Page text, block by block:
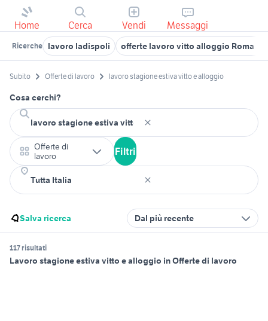
Home Cerca Vendi Messaggi
Ricerche lavoro ladispoli offerte lavoro vitto alloggio Roma
Subito Offerte di lavoro lavoro stagione estiva vitto e alloggio
Cosa cerchi?
Offerte di
lavoro
Filtri
Salva ricerca Dal più recente
117 risultati
Lavoro stagione estiva vitto e alloggio in Offerte di lavoro